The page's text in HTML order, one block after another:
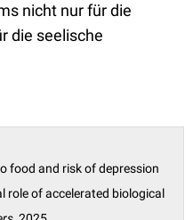
nicht nur für die
die seelische
food and risk of depression
role of accelerated biological